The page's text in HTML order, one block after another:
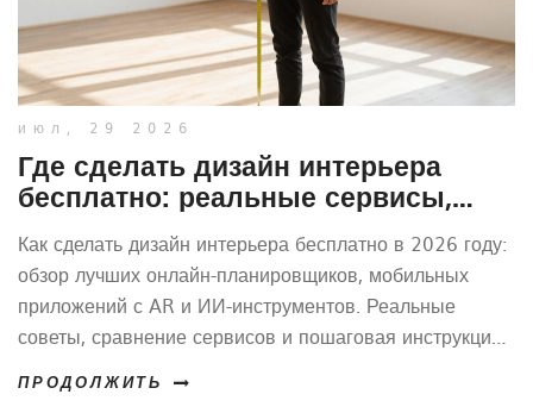
июл, 29 2026
Где сделать дизайн интерьера
бесплатно: реальные сервисы,
программы и лайфхаки для дома
Как сделать дизайн интерьера бесплатно в 2026 году:
обзор лучших онлайн-планировщиков, мобильных
приложений с AR и ИИ-инструментов. Реальные
советы, сравнение сервисов и пошаговая инструкция
ПРОДОЛЖИТЬ